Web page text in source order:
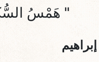
" هَمْسُ